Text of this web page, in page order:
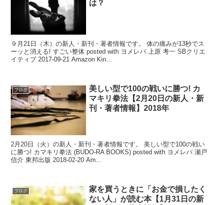
は？
９月21日（木）の新人・新刊・著者情報です。 体の痛みが13秒でス
ーッと消える! すごい整体 posted with ヨメレバ 上原 考一 SBクリエ
イティブ 2017-09-21 Amazon Kin...
ブログ
美しい型で100の戦いに勝つ! カ
マキリ拳法【2月20日の新人・新
刊・著者情報】2018年
2月20日（火）の新人・新刊・著者情報です。 美しい型で100の戦い
に勝つ! カマキリ拳法 (BUDO-RA BOOKS) posted with ヨメレバ 瀬戸
信介 東邦出版 2018-02-20 Am...
ブログ
家を買うときに「お金で損したく
ない人」が読む本【1月31日の新